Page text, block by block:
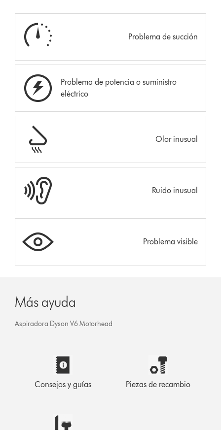
Problema de succión
Problema de potencia o suministro
eléctrico
Olor inusual
Ruido inusual
Problema visible
Más ayuda
Aspiradora Dyson V6 Motorhead
Consejos y guías Piezas de recambio